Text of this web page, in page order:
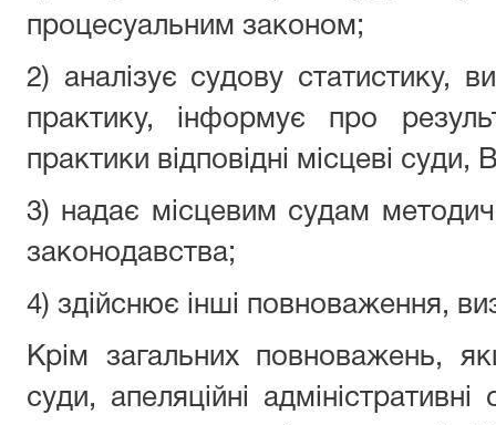
процесуальним законом;
2) аналізує судову статистику,
практику, інформує про
практики відповідні місцеві
3) надає місцевим судам
законодавства;
4) здійснює інші повноваження,
Крім загальних повноважень,
суди, апеляційні